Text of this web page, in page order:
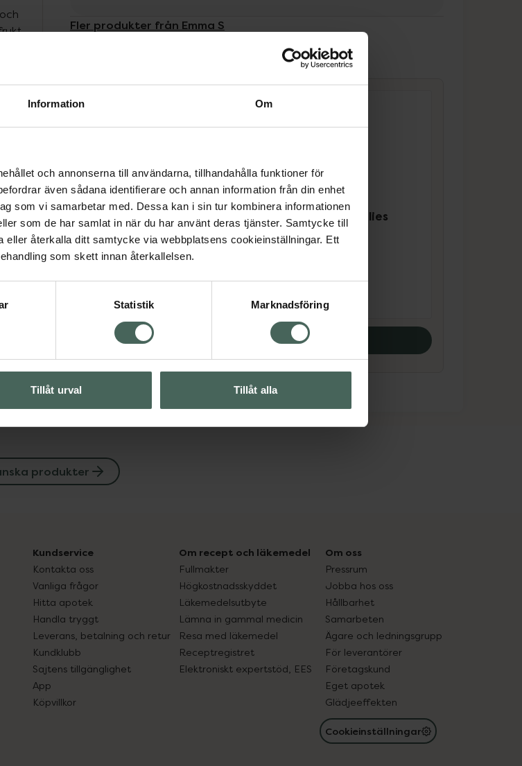
Information Om
och annonserna till användarna, tillhandahålla funktioner för
även sådana identifierare och annan information från din enhet
som vi samarbetar med. Dessa kan i sin tur kombinera informationen
som de har samlat in när du har använt deras tjänster. Samtycke till
återkalla ditt samtycke via webbplatsens cookieinställningar. Ett
som skett innan återkallelsen.
Statistik Marknadsföring
Tillåt urval Tillåt alla
Fler produkter från Emma S
4.6 av 5 i omdöme
Emma S Fresh
Grapefruit and Lilies
Lotion
Body Lotion 350 ml
Pris online
199 kr
4.7 av 5 i omdöme
Emma S Fresh
Grapefruit and Lilies
Body Wash
Pris online
Köp båda för
368 kr Köp båda
produkter
Kundservice
Kontakta oss
Vanliga frågor
Hitta apotek
Handla tryggt
Leverans, betalning och retur
Kundklubb
Sajtens tillgänglighet
App
Köpvillkor
Om recept och läkemedel
Fullmakter
Högkostnadsskyddet
Läkemedelsutbyte
Lämna in gammal medicin
Resa med läkemedel
Receptregistret
Elektroniskt expertstöd, EES
Om oss
Pressrum
Jobba hos oss
Hållbarhet
Samarbeten
Ägare och ledningsgrupp
För leverantörer
Företagskund
Eget apotek
Glädjeeffekten
Cookieinställningar